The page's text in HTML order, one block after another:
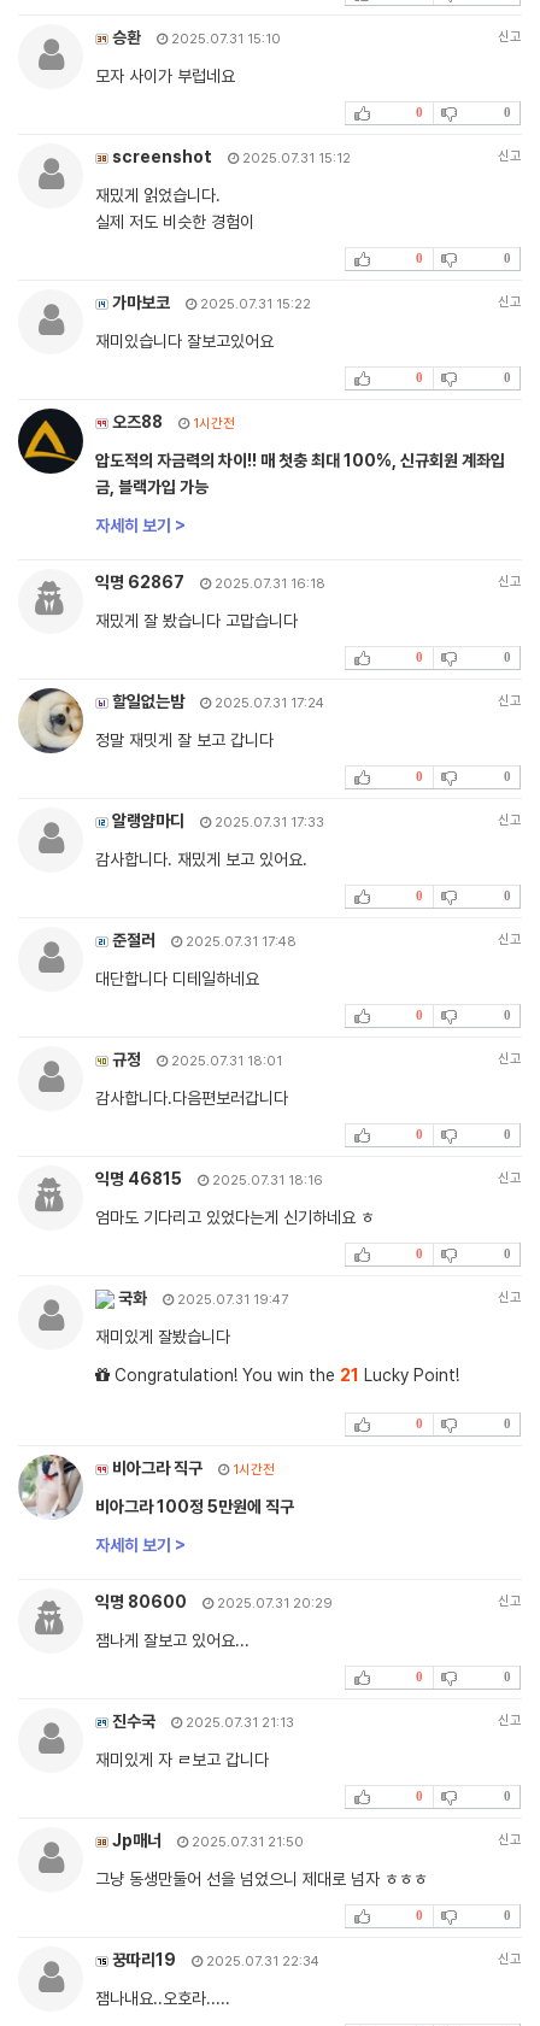
승환 2025.07.31 15:10 신고
모자 사이가 부럽네요
0 0
screenshot 2025.07.31 15:12 신고
재밌게 읽었습니다.
실제 저도 비슷한 경험이
0 0
가마보코 2025.07.31 15:22 신고
재미있습니다 잘보고있어요
0 0
오즈88 1시간전
압도적의 자금력의 차이!! 매 첫충 최대 100%, 신규회원 계좌입
금, 블랙가입 가능
자세히 보기 >
익명 62867 2025.07.31 16:18 신고
재밌게 잘 봤습니다 고맙습니다
0 0
할일없는밤 2025.07.31 17:24 신고
정말 재밋게 잘 보고 갑니다
0 0
알랭얌마디 2025.07.31 17:33 신고
감사합니다. 재밌게 보고 있어요.
0 0
준절러 2025.07.31 17:48 신고
대단합니다 디테일하네요
0 0
규정 2025.07.31 18:01 신고
감사합니다.다음편보러갑니다
0 0
익명 46815 2025.07.31 18:16 신고
엄마도 기다리고 있었다는게 신기하네요 ㅎ
0 0
국화 2025.07.31 19:47 신고
재미있게 잘봤습니다
Congratulation! You win the 21 Lucky Point!
0 0
비아그라 직구 1시간전
비아그라 100정 5만원에 직구
자세히 보기 >
익명 80600 2025.07.31 20:29 신고
잼나게 잘보고 있어요...
0 0
진수국 2025.07.31 21:13 신고
재미있게 자 ㄹ보고 갑니다
0 0
Jp매너 2025.07.31 21:50 신고
그냥 동생만둘어 선을 넘었으니 제대로 넘자 ㅎㅎㅎ
0 0
꿍따리19 2025.07.31 22:34 신고
잼나내요..오호라.....